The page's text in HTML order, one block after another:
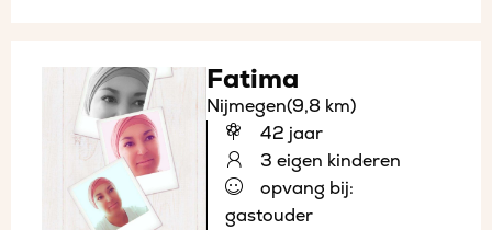
Fatima
Nijmegen(9,8 km)
42 jaar
3 eigen kinderen
opvang bij:
gastouder